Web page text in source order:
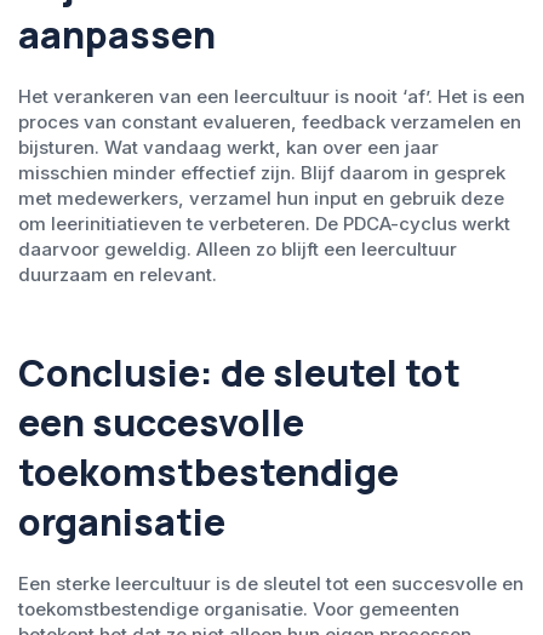
aanpassen
Het verankeren van een leercultuur is nooit ‘af’. Het is een
proces van constant evalueren, feedback verzamelen en
bijsturen. Wat vandaag werkt, kan over een jaar
misschien minder effectief zijn. Blijf daarom in gesprek
met medewerkers, verzamel hun input en gebruik deze
om leerinitiatieven te verbeteren. De PDCA-cyclus werkt
daarvoor geweldig. Alleen zo blijft een leercultuur
duurzaam en relevant.
Conclusie: de sleutel tot
een succesvolle
toekomstbestendige
organisatie
Een sterke leercultuur is de sleutel tot een succesvolle en
toekomstbestendige organisatie. Voor gemeenten